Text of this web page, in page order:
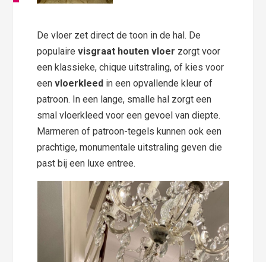
De vloer zet direct de toon in de hal. De
populairevisgraat houten vloer zorgt voor
een klassieke, chique uitstraling, of kies voor
eenvloerkleed in een opvallende kleur of
patroon. In een lange, smalle hal zorgt een
smal vloerkleed voor een gevoel van diepte.
Marmeren of patroon-tegels kunnen ook een
prachtige, monumentale uitstraling geven die
past bij een luxe entree.